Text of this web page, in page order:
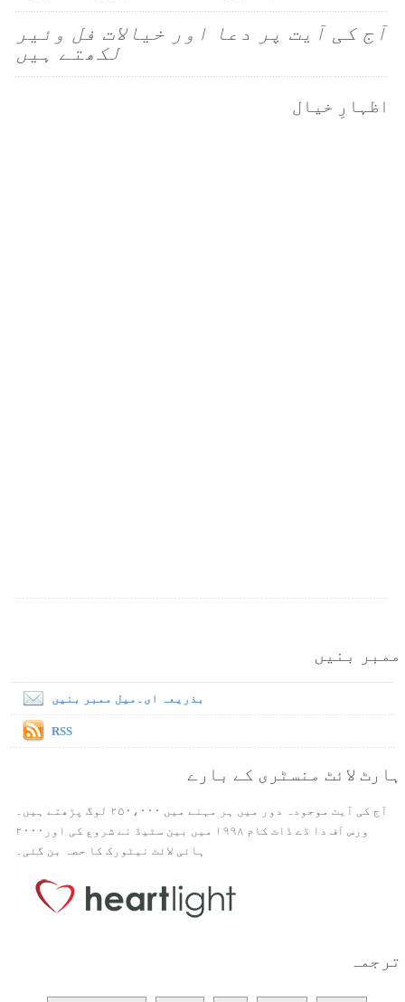
آج کی آیت پر دعا اور خیالات فل وئیر
لکھتے ہیں
اظہارِ خیال
ممبر بنیں
بذریعہ ای۔میل ممبر بنیں
RSS
ہارٹ لائٹ منسٹری کے بارے
آج کی آیت موجودہ دور میں ہر مہنے میں ۲۵۰،۰۰۰ لوگ پڑھتے ہیں۔
ورس آف دا ڈے ڈاٹ کام ۱۹۹۸ میں بین سٹیڈ نے شروع کی اور۲۰۰۰
ہائی لائٹ نیٹورک کا حصہ بن گئی۔
ترجمہ